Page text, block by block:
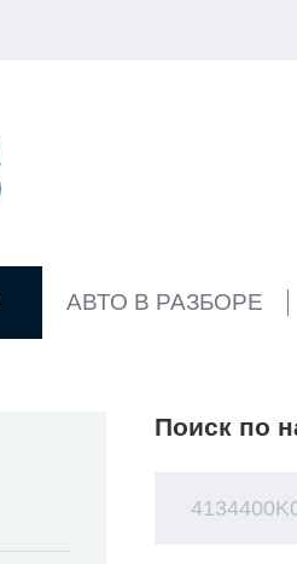
АВТО В РАЗБОРЕ
Поиск по